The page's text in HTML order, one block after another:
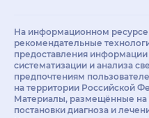
На информационном
рекомендательные
предоставления информации
систематизации и анализа
предпочтениям
на территории Российской
Материалы, размещённые на
постановки диагноза и